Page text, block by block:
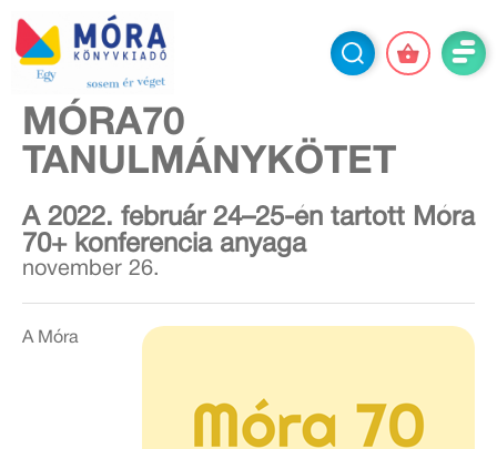
MÓRA70
TANULMÁNYKÖTET
A 2022. február 24–25-én tartott Móra
70+ konferencia anyaga
november 26.
A Móra